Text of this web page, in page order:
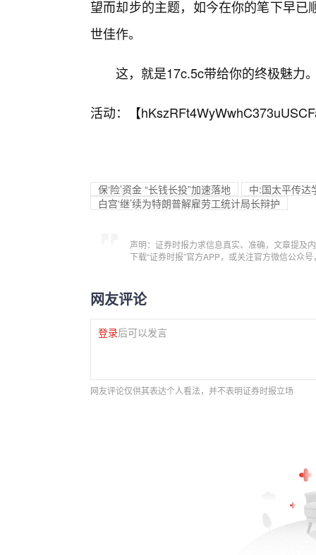
望而却步的主题，如今在你的笔下早
世佳作。
这，就是17c.5c带给你的终极魅力
活动：【
保‘险’资金 “长钱长投”加速落地
中:国太平传达
白宫‘继’续为特朗普解雇劳工统计局长辩护
声明：证券时报力求信息真实、准确，文章提及
下载“证券时报”官方APP，或关注官方微信公众
网友评论
登录后可以发言
网友评论仅供其表达个人看法，并不表明证券时报立场